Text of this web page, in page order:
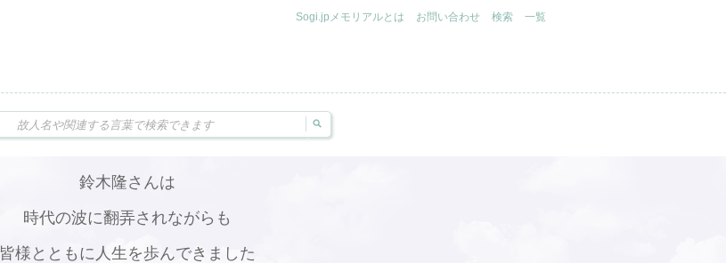
Sogi.jpメモリアルとは お問い合わせ 検索 一覧
鈴木隆さんは
時代の波に翻弄されながらも
皆様とともに人生を歩んできました